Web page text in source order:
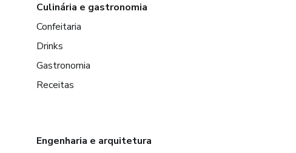
Culinária e gastronomia
Confeitaria
Drinks
Gastronomia
Receitas
Engenharia e arquitetura